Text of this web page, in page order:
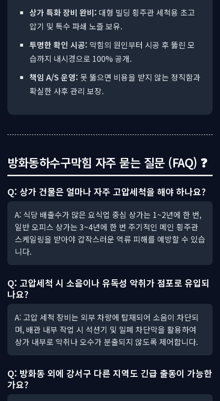
상가 특화 장비 완비: 대형 빌딩 횡주관 세척용 초고
압기 및 특수 파쇄 노즐 보유.
투명한 확인 시공: 막힘의 원인부터 시공 후 뚫린 모
습까지 내시경으로 100% 공개.
책임 A/S 운영: 못 뚫으면 비용을 받지 않는 정직함과
확실한 사후 관리 보장.
방화동하수구막힘 자주 묻는 질문 (FAQ) ❓
Q: 상가 건물은 얼마나 자주 고압세척을 해야 하나요?
A: 식당 배출수가 많은 요식업 중심 상가는 1~2년에 한 번,
일반 오피스 상가는 3~4년에 한 번 주기적인 메인 횡주관
스케일링을 받아야 갑작스러운 역류 피해를 예방할 수 있습
니다.
Q: 고압세척 시 소음이나 유독성 악취가 점포로 유입되
나요?
A: 고압 세척 장비는 외부 차량에 탑재되어 소음이 차단되
며, 배관 내부 작업 시 석션기 및 밀폐 차단막을 활용하여
상가 내부로 악취나 오수가 분출되지 않도록 제어합니다.
Q: 방화동 외에 강서구 다른 지역도 긴급 출동이 가능한
가요?